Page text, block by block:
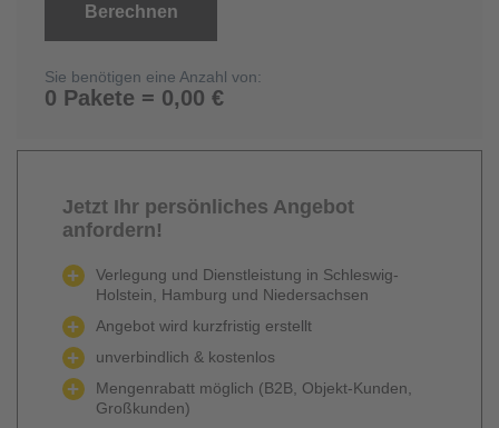
Berechnen
Sie benötigen eine Anzahl von:
0 Pakete = 0,00 €
Jetzt Ihr persönliches Angebot
anfordern!
Verlegung und Dienstleistung in Schleswig-
Holstein, Hamburg und Niedersachsen
Angebot wird kurzfristig erstellt
unverbindlich & kostenlos
Mengenrabatt möglich (B2B, Objekt-Kunden,
Großkunden)